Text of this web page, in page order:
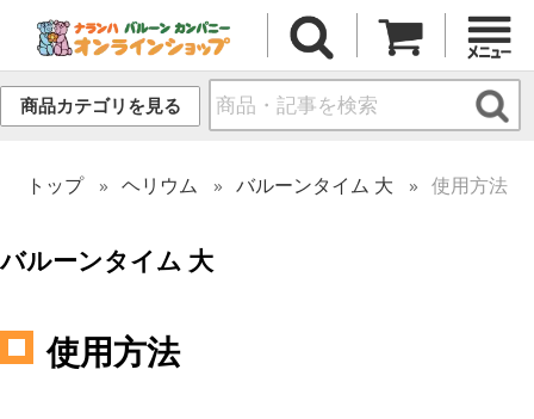
商品カテゴリを見る
トップ ヘリウム バルーンタイム 大 使用方法
バルーンタイム 大
使用方法